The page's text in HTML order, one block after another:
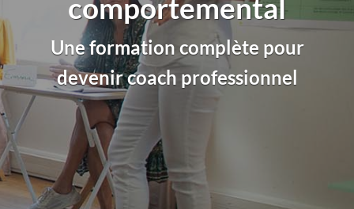
comportemental
Une formation complète pour
devenir coach professionnel